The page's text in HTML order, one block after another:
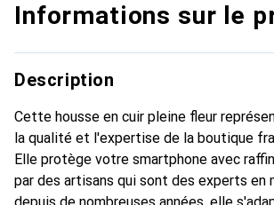
Informations sur le
Description
Cette housse en cuir pleine fleur
la qualité et l'expertise de la boutique
Elle protège votre smartphone avec
par des artisans qui sont des experts en